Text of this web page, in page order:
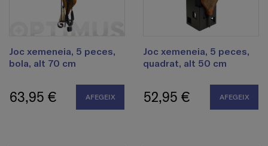
Joc xemeneia, 5 peces,
bola, alt 70 cm
63,95 € AFEGEIX
Joc xemeneia, 5 peces,
quadrat, alt 50 cm
52,95 € AFEGEIX